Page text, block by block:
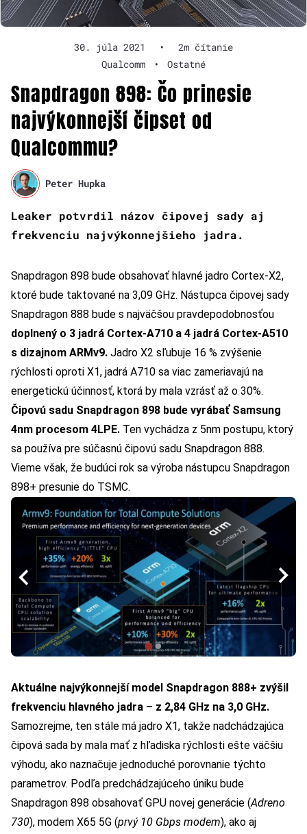
30. júla 2021 •
2m čítanie
Qualcomm
• Ostatné
Snapdragon 898: Čo prinesie
najvýkonnejší čipset od
Qualcommu?
Peter Hupka
Leaker potvrdil názov čipovej sady aj
frekvenciu najvýkonnejšieho jadra.
Snapdragon 898 bude obsahovať hlavné jadro Cortex-X2,
ktoré bude taktované na 3,09 GHz. Nástupca čipovej sady
Snapdragon 888 bude s najväčšou pravdepodobnosťou
doplnený o 3 jadrá Cortex-A710 a 4 jadrá Cortex-A510
s dizajnom ARMv9. Jadro X2 sľubuje 16 % zvýšenie
rýchlosti oproti X1, jadrá A710 sa viac zameriavajú na
energetickú účinnosť, ktorá by mala vzrásť až o 30%.
Čipovú sadu Snapdragon 898 bude vyrábať Samsung
4nm procesom 4LPE. Ten vychádza z 5nm postupu, ktorý
sa používa pre súčasnú čipovú sadu Snapdragon 888.
Vieme však, že budúci rok sa výroba nástupcu Snapdragon
898+ presunie do TSMC.
Aktuálne najvýkonnejší model Snapdragon 888+ zvýšil
frekvenciu hlavného jadra – z 2,84 GHz na 3,0 GHz.
Samozrejme, ten stále má jadro X1, takže nadchádzajúca
čipová sada by mala mať z hľadiska rýchlosti ešte väčšiu
výhodu, ako naznačuje jednoduché porovnanie týchto
parametrov. Podľa predchádzajúceho úniku bude
Snapdragon 898 obsahovať GPU novej generácie (Adreno
730), modem X65 5G (prvý 10 Gbps modem), ako aj